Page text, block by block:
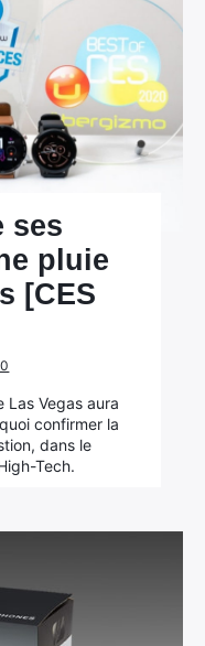
ses
pluie
[CES
Las Vegas aura
confirmer la
dans le
Tech.